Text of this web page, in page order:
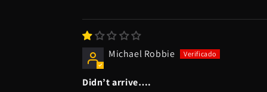
Michael Robbie
Didn’t arrive….